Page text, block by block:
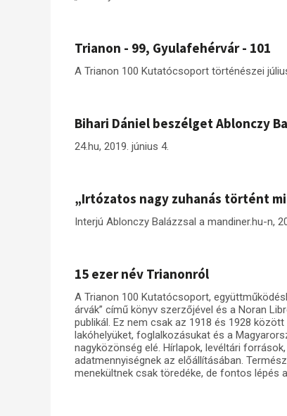
Trianon - 99, Gyulafehérvár - 101
A Trianon 100 Kutatócsoport történészei
Bihari Dániel beszélget Ablonczy
24.hu, 2019. június 4.
„Irtózatos nagy zuhanás történt
Interjú Ablonczy Balázzsal a mandiner.hu-n,
15 ezer név Trianonról
A Trianon 100 Kutatócsoport,
árvák” című könyv szerzőjével és a Noran
publikál. Ez nem csak az 1918 és 1928
lakóhelyüket, foglalkozásukat és a
nagyközönség elé. Hírlapok, levéltári
adatmennyiségnek az előállításában.
menekültnek csak töredéke, de fontos lépés